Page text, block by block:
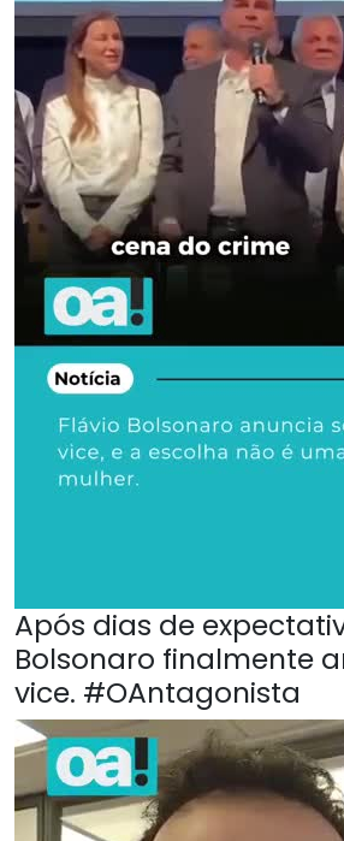
Após dias de
Bolsonaro finalmente
vice. #OAntagonista